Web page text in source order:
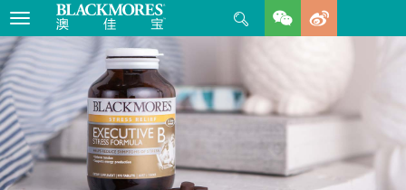
Toggle
navigation
Search